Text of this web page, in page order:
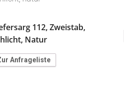
112, Zweistab,
Natur
Anfrageliste